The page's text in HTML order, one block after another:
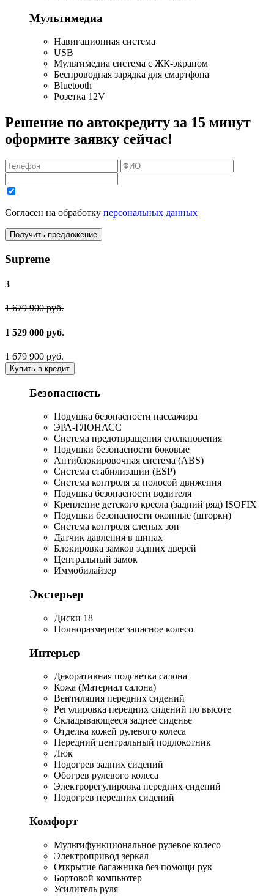
Мультимедиа
Навигационная система
USB
Мультимедиа система с ЖК-экраном
Беспроводная зарядка для смартфона
Bluetooth
Розетка 12V
Решение по автокредиту за 15 минут
оформите заявку сейчас!
Согласен на обработку персональных данных
Получить предложение
Supreme
3
1 679 900 руб.
1 529 000 руб.
1 679 900 руб.
Купить в кредит
Безопасность
Подушка безопасности пассажира
ЭРА-ГЛОНАСС
Система предотвращения столкновения
Подушки безопасности боковые
Антиблокировочная система (ABS)
Система стабилизации (ESP)
Система контроля за полосой движения
Подушка безопасности водителя
Крепление детского кресла (задний ряд) ISOFIX
Подушки безопасности оконные (шторки)
Система контроля слепых зон
Датчик давления в шинах
Блокировка замков задних дверей
Центральный замок
Иммобилайзер
Экстерьер
Диски 18
Полноразмерное запасное колесо
Интерьер
Декоративная подсветка салона
Кожа (Материал салона)
Вентиляция передних сидений
Регулировка передних сидений по высоте
Складывающееся заднее сиденье
Отделка кожей рулевого колеса
Передний центральный подлокотник
Люк
Подогрев задних сидений
Обогрев рулевого колеса
Электрорегулировка передних сидений
Подогрев передних сидений
Комфорт
Мультифункциональное рулевое колесо
Электропривод зеркал
Открытие багажника без помощи рук
Бортовой компьютер
Усилитель руля